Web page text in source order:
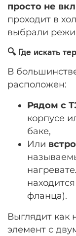
просто не
проходит в
выбрали
🔍 Где искать
В
расположен:
Рядом с
корпусе
баке,
Или
фланца).
Выглядит как
элемент с